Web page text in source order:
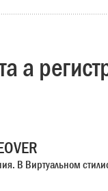
а
В Виртуальном